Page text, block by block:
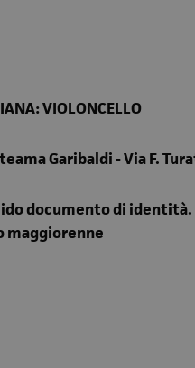
VIOLONCELLO
Garibaldi - Via F.
documento di
maggiorenne